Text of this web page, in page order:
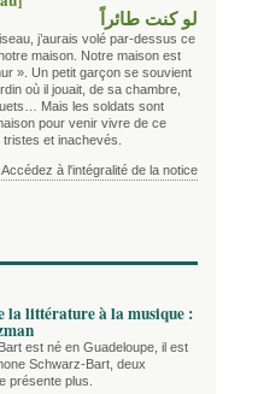
لو كنت طائراً
j’aurais volé par-dessus ce
maison. Notre maison est
». Un petit garçon se souvient
où il jouait, de sa chambre,
Mais les soldats sont
pour venir vivre de ce
et inachevés.
Accédez à l'intégralité de la notice
la littérature à la musique :
est né en Guadeloupe, il est
Schwarz-Bart, deux
présente plus.